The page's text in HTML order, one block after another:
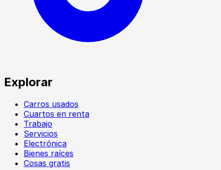
Explorar
Carros usados
Cuartos en renta
Trabajo
Servicios
Electrónica
Bienes raíces
Cosas gratis